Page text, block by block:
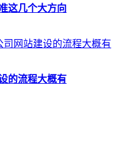
这几个大方向
的流程大概有